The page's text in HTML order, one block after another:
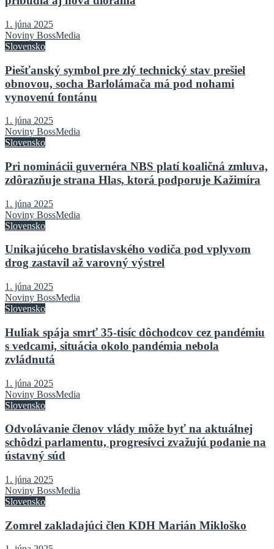
1. júna 2025
Noviny BossMedia
Slovensko
Piešťanský symbol pre zlý technický stav prešiel
obnovou, socha Barlolámača má pod nohami
vynovenú fontánu
1. júna 2025
Noviny BossMedia
Slovensko
Pri nominácii guvernéra NBS platí koaličná zmluva,
zdôrazňuje strana Hlas, ktorá podporuje Kažimíra
1. júna 2025
Noviny BossMedia
Slovensko
Unikajúceho bratislavského vodiča pod vplyvom
drog zastavil až varovný výstrel
1. júna 2025
Noviny BossMedia
Slovensko
Huliak spája smrť 35-tisíc dôchodcov cez pandémiu
s vedcami, situácia okolo pandémia nebola
zvládnutá
1. júna 2025
Noviny BossMedia
Slovensko
Odvolávanie členov vlády môže byť na aktuálnej
schôdzi parlamentu, progresívci zvažujú podanie na
ústavný súd
1. júna 2025
Noviny BossMedia
Slovensko
Zomrel zakladajúci člen KDH Marián Mikloško